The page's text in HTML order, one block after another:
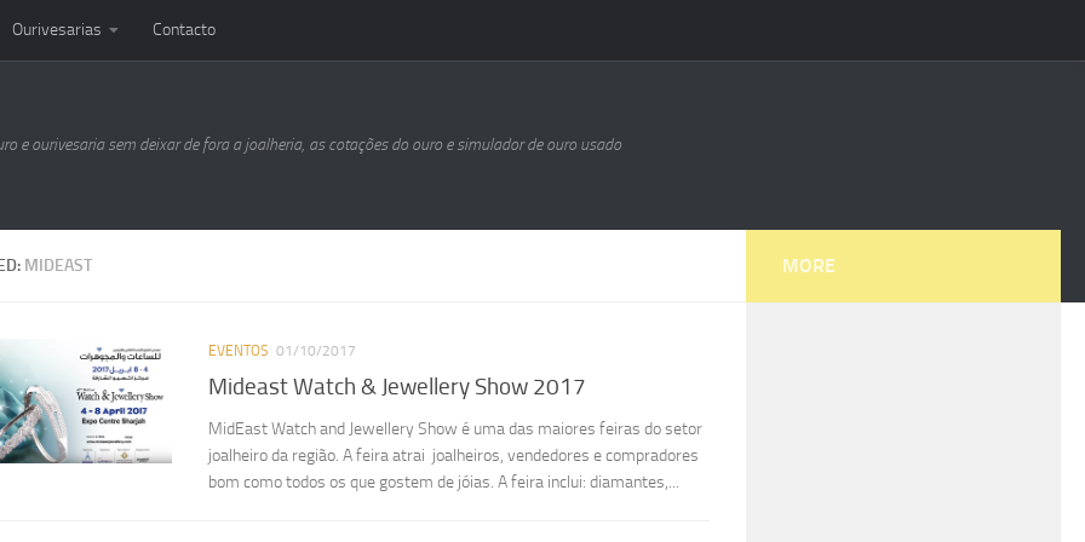
Ourivesarias Contacto
e ourivesaria sem deixar de fora a joalheria, as cotações do ouro e simulador de ouro usado
MIDEAST
EVENTOS 01/10/2017
Mideast Watch & Jewellery Show 2017
MidEast Watch and Jewellery Show é uma das maiores feiras do setor
joalheiro da região. A feira atrai joalheiros, vendedores e compradores
bom como todos os que gostem de jóias. A feira inclui: diamantes,...
MORE